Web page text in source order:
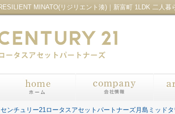
センチュリー21ロータスアセットパートナーズ月島ミッド